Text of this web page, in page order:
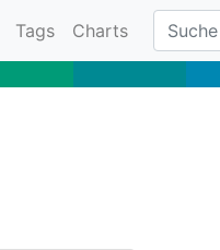
Tags Charts